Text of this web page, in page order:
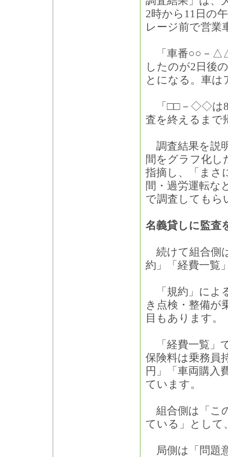
2時から11日の
レージ前で営業
「車番○○－△△
したのが2日後
とになる。車は
「□□－◇◇は8
査を終えるまで
調査結果を説
間をグラフ化し
指摘し、「まさ
間・過労運転な
で調査してもら
名義貸しに監査
続けて組合側
約」「経費一覧
「規約」によ
き点検・整備が
目もあります。
「経費一覧」
保険料は乗務員
円」「車両購入
ています。
組合側は「こ
ている」として
局側は「問題